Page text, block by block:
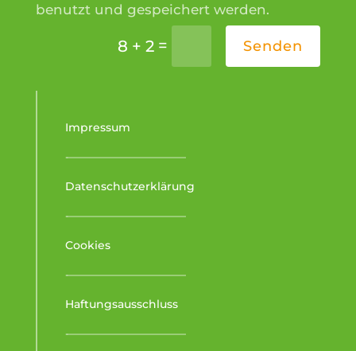
benutzt und gespeichert werden.
8 + 2 = Senden
Impressum
-–––––––––––––––––––––
Datenschutzerklärung
-–––––––––––––––––––––
Cookies
-–––––––––––––––––––––
Haftungsausschluss
-–––––––––––––––––––––